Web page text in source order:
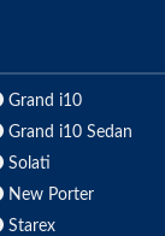
Grand i10
Grand i10 Sedan
Solati
New Porter
Starex